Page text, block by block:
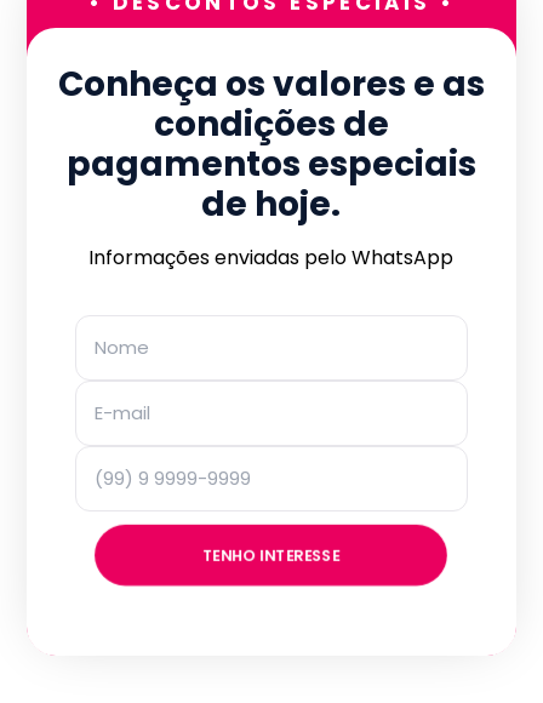
Conheça os valores e as
condições de
pagamentos especiais
de hoje.
Informações enviadas pelo WhatsApp
TENHO INTERESSE